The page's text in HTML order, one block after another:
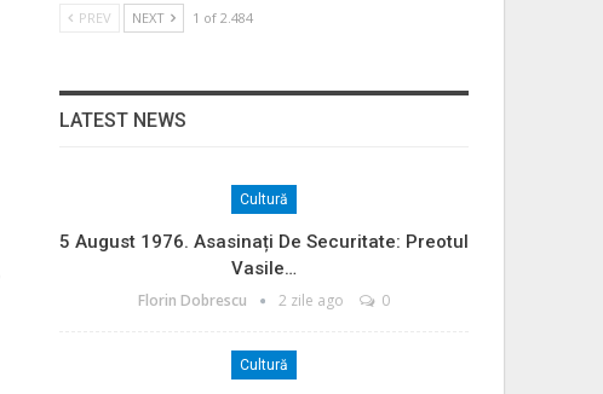
PREV NEXT 1 of 2.484
LATEST NEWS
Cultură
5 August 1976. Asasinați De Securitate: Preotul
Vasile…
Florin Dobrescu 2 zile ago 0
Cultură